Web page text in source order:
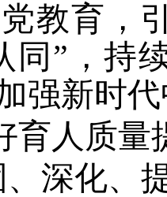
教育，
同 ” ，持
强新时
育人质量
深化、